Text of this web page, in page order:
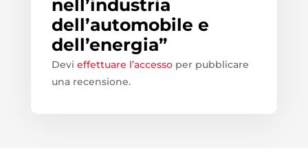
nell’industria
dell’automobile e
dell’energia”
Devi effettuare l’accessoper pubblicare
una recensione.